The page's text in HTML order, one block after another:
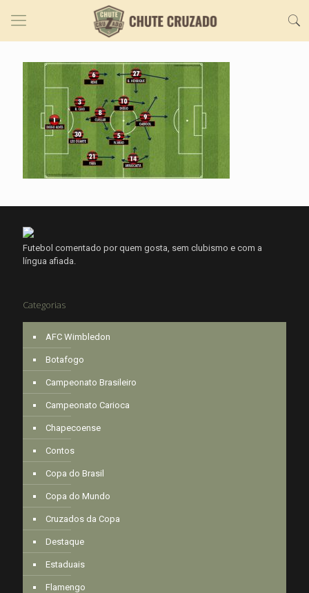
Futebol comentado por quem gosta, sem clubismo e com a
língua afiada.
Categorias
AFC Wimbledon
Botafogo
Campeonato Brasileiro
Campeonato Carioca
Chapecoense
Contos
Copa do Brasil
Copa do Mundo
Cruzados da Copa
Destaque
Estaduais
Flamengo